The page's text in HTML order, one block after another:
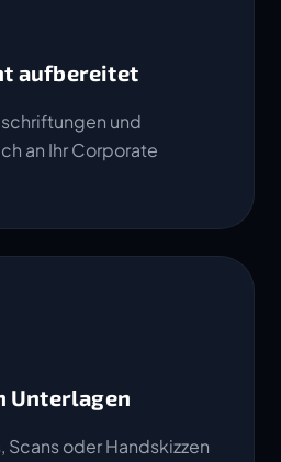
aufbereitet
und
an Ihr Corporate
Unterlagen
Scans oder Handskizzen